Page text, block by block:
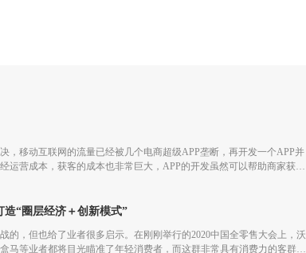
，移动互联网的流量已经被几个电商超级APP垄断，再开发一个APP并
运营成本，获客的成本也非常巨大，APP的开发虽然可以帮助商家获取
“圈层经济＋创新模式”
的，但也给了业者很多启示。在刚刚举行的2020中国全零售大会上，沃
马等业者都将目光瞄准了年轻消费者，而这群非常具有消费力的客群不